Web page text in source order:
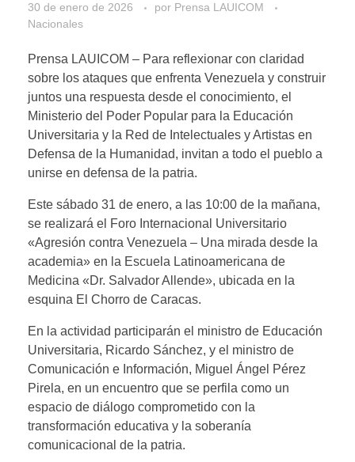
30 de enero de 2026 por Prensa LAUICOM
Nacionales
Prensa LAUICOM – Para reflexionar con claridad
sobre los ataques que enfrenta Venezuela y construir
juntos una respuesta desde el conocimiento, el
Ministerio del Poder Popular para la Educación
Universitaria y la Red de Intelectuales y Artistas en
Defensa de la Humanidad, invitan a todo el pueblo a
unirse en defensa de la patria.
Este sábado 31 de enero, a las 10:00 de la mañana,
se realizará el Foro Internacional Universitario
«Agresión contra Venezuela – Una mirada desde la
academia» en la Escuela Latinoamericana de
Medicina «Dr. Salvador Allende», ubicada en la
esquina El Chorro de Caracas.
En la actividad participarán el ministro de Educación
Universitaria, Ricardo Sánchez, y el ministro de
Comunicación e Información, Miguel Ángel Pérez
Pirela, en un encuentro que se perfila como un
espacio de diálogo comprometido con la
transformación educativa y la soberanía
comunicacional de la patria.